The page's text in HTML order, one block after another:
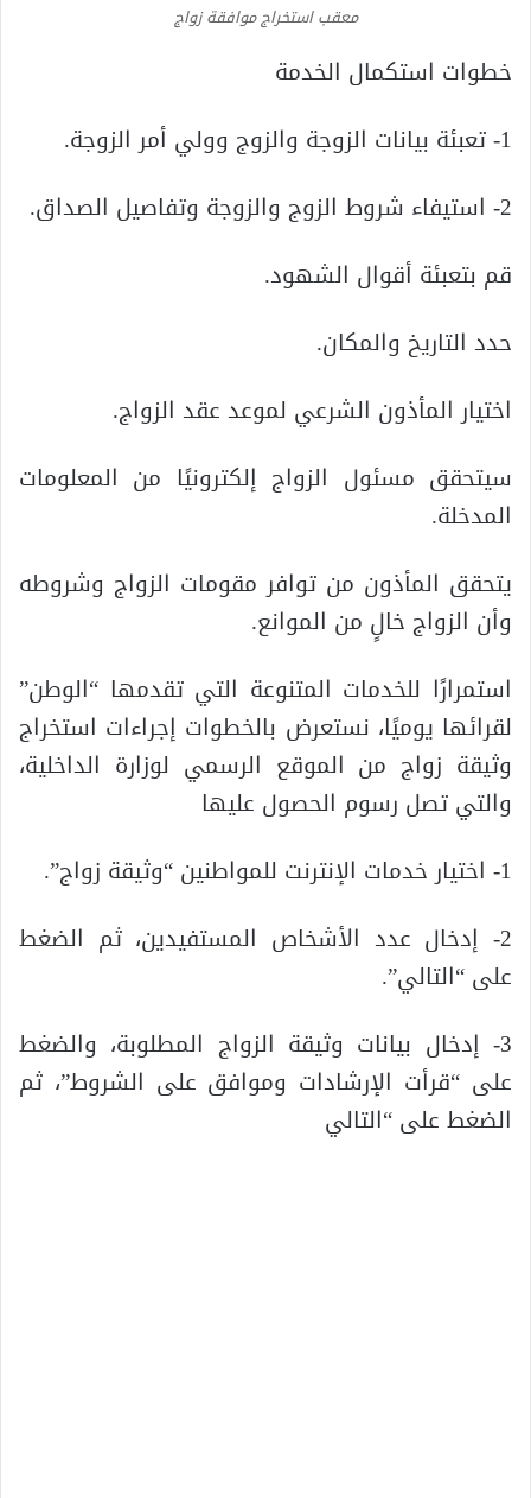
معقب استخراج موافقة زواج
خطوات استكمال الخدمة
1- تعبئة بيانات الزوجة والزوج وولي أمر الزوجة.
2- استيفاء شروط الزوج والزوجة وتفاصيل الصداق.
قم بتعبئة أقوال الشهود.
حدد التاريخ والمكان.
اختيار المأذون الشرعي لموعد عقد الزواج.
سيتحقق مسئول الزواج إلكترونيًا من المعلومات
المدخلة.
يتحقق المأذون من توافر مقومات الزواج وشروطه
وأن الزواج خالٍ من الموانع.
استمرارًا للخدمات المتنوعة التي تقدمها “الوطن”
لقرائها يوميًا، نستعرض بالخطوات إجراءات استخراج
وثيقة زواج من الموقع الرسمي لوزارة الداخلية،
والتي تصل رسوم الحصول عليها
1- اختيار خدمات الإنترنت للمواطنين “وثيقة زواج”.
2- إدخال عدد الأشخاص المستفيدين، ثم الضغط
على “التالي”.
3- إدخال بيانات وثيقة الزواج المطلوبة، والضغط
على “قرأت الإرشادات وموافق على الشروط”، ثم
الضغط على “التالي